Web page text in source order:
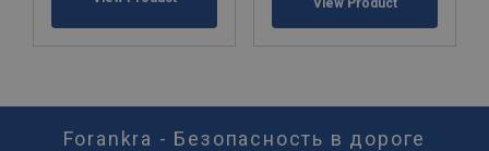
View Product
Forankra - Безопасность в дороге